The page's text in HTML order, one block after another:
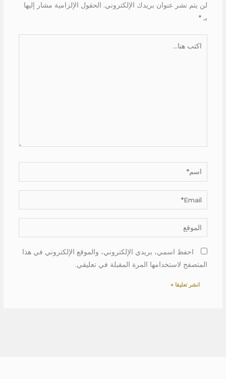
لن يتم نشر عنوان بريدك الإلكتروني. الحقول الإلزامية مشار إليها
بـ *
اسم*
Email*
الموقع
احفظ اسمي، بريدي الإلكتروني، والموقع الإلكتروني في هذا
المتصفح لاستخدامها المرة المقبلة في تعليقي.